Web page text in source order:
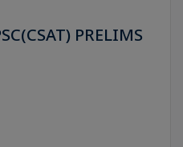
PRELIMS